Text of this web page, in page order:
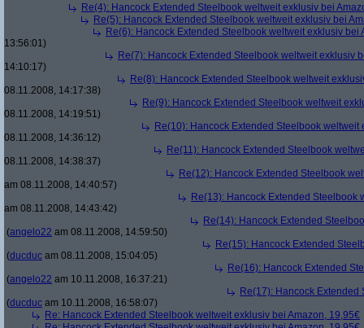
Re(4): Hancock Extended Steelbook weltweit exklusiv bei
Re(5): Hancock Extended Steelbook weltweit exklusiv bei
Re(6): Hancock Extended Steelbook weltweit exklusiv bei
13:56:01)
Re(7): Hancock Extended Steelbook weltweit exklusiv
14:10:17)
Re(8): Hancock Extended Steelbook weltweit
08.11.2008, 14:17:38)
Re(9): Hancock Extended Steelbook weltweit
08.11.2008, 14:19:51)
Re(10): Hancock Extended Steelbook weltweit
08.11.2008, 14:36:12)
Re(11): Hancock Extended Steelbook
08.11.2008, 14:38:37)
Re(12): Hancock Extended Steelbook
am 08.11.2008, 14:40:57)
Re(13): Hancock Extended Steelbook
am 08.11.2008, 14:43:42)
Re(14): Hancock Extended
(angelo22 am 08.11.2008, 14:59:50)
Re(15): Hancock Extended
(ducduc am 08.11.2008, 15:04:05)
Re(16): Hancock Extended
(angelo22 am 10.11.2008, 16:37:21)
Re(17): Hancock
(ducduc am 10.11.2008, 16:58:07)
Re: Hancock Extended Steelbook weltweit exklusiv bei Amazon, 19,95€